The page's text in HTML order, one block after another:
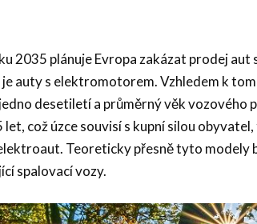
2035 plánuje Evropa zakázat prodej aut
auty s elektromotorem. Vzhledem k
desetiletí a průměrný věk vozového
let, což úzce souvisí s kupní silou
Teoreticky přesně tyto modely
spalovací vozy.